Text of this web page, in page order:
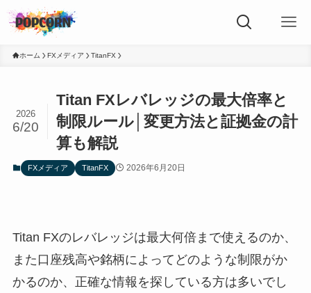
ホーム FXメディア TitanFX
Titan FXレバレッジの最大倍率と
制限ルール│変更方法と証拠金の計
算も解説
2026
6/20
FXメディア TitanFX 2026年6月20日
Titan FXのレバレッジは最大何倍まで使えるのか、
また口座残高や銘柄によってどのような制限がか
かるのか、正確な情報を探している方は多いでし